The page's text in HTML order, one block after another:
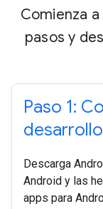
Comienza
pasos y
Paso 1:
desarrollo
Descarga
Android y las
apps para